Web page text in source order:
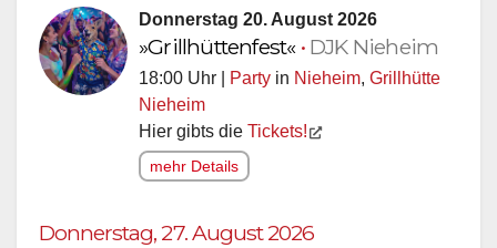
Donnerstag 20. August 2026
»Grillhüttenfest« • DJK Nieheim
18:00 Uhr | Party in Nieheim Grillhütte
Nieheim
Hier gibts die Tickets!
mehr Details
Donnerstag, 27. August 2026